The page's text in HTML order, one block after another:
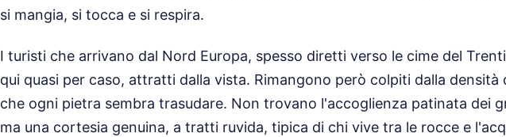
si mangia, si tocca e si respira.
I turisti che arrivano dal Nord Europa, spesso diretti verso le cime del
qui quasi per caso, attratti dalla vista. Rimangono però colpiti dalla densità
che ogni pietra sembra trasudare. Non trovano l'accoglienza patinata dei
ma una cortesia genuina, a tratti ruvida, tipica di chi vive tra le rocce e